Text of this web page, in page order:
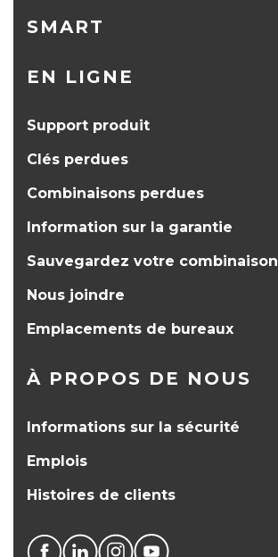
SMART
EN LIGNE
Support produit
Clés perdues
Combinaisons perdues
Information sur la garantie
Sauvegardez votre combinaison
Nous joindre
Emplacements de bureaux
À PROPOS DE NOUS
Informations sur la sécurité
Emplois
Histoires de clients